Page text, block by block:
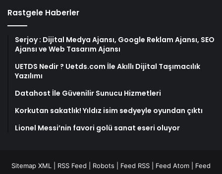
Rastgele Haberler
Serjoy : Dijital Medya Ajansı, Google Reklam Ajansı, SEO
Ajansı ve Web Tasarım Ajansı
UETDS Nedir ? Uetds.com İle Akıllı Dijital Taşımacılık
Yazılımı
Datahost İle Güvenilir Sunucu Hizmetleri
Korkutan sakatlık! Yıldız isim sedyeyle oyundan çıktı
Lionel Messi’nin favori golü sanat eseri oluyor
Sitemap XML RSS Feed Robots Feed RSS Feed Atom
Feed